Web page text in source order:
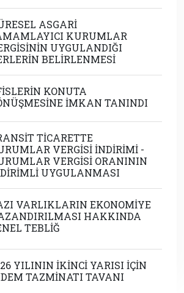
ASGARİ
KURUMLAR
UYGULANDIĞI
BELİRLENMESİ
KONUTA
İMKAN TANINDI
TİCARETTE
VERGİSİ İNDİRİMİ -
VERGİSİ ORANININ
UYGULANMASI
VARLIKLARIN EKONOMİYE
HAKKINDA
TEBLİĞ
YILININ İKİNCİ YARISI İÇİN
TAZMİNATI TAVANI